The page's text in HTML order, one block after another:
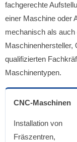
fachgerechte
einer Maschine oder
mechanisch als
Maschinenhersteller,
qualifizierten
Maschinentypen.
CNC-Maschinen
Installation von
Fräszentren,